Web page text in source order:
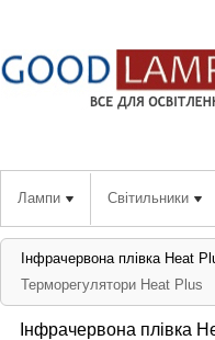
Лампи Світильники
Інфрачервона плівка Heat
Терморегулятори Heat Plus
Інфрачервона плівка